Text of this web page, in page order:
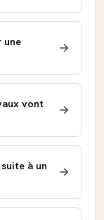
une
vont
à un